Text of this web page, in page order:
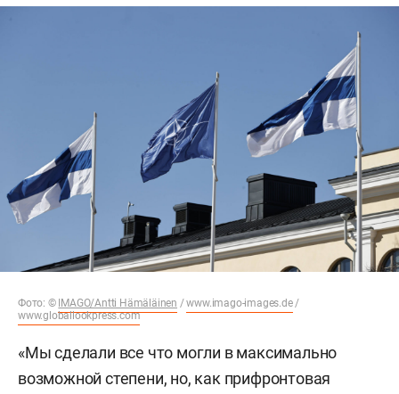
Фото: © IMAGO/Antti Hämäläinen /www.imago-images.de/
www.globallookpress.com
«Мы сделали все что могли в максимально
возможной степени, но, как прифронтовая